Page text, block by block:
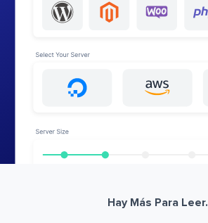
Hay Más Para Leer.